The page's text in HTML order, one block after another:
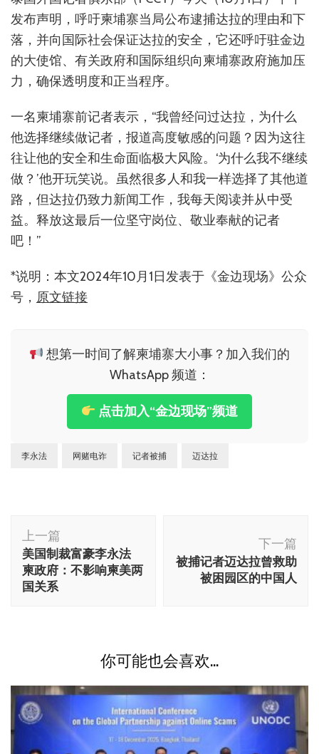
发布声明，呼吁柬埔寨当局公布逮捕达拉的理由和下
落，并向国际社会保证达拉的安全，它还呼吁驻金边
的大使馆、有关政府和国际组织向柬埔寨政府施加压
力，确保透明度和正当程序。
一名柬埔寨前记者表示，“我曾经问过达拉，为什么
他选择继续做记者，报道高度敏感的问题？因为这往
往让他的安全和生命面临极大风险。‘为什么我不继续
做？’他开玩笑说。虽然很多人和我一样选择了其他道
路，但达拉仍致力新闻工作，我每天阅读并从中受
益。释放这最后一位坚守岗位、敬业奉献的记者
吧！”
*说明：本文2024年10月1日发表于《金边现场》公众
号， 原文链接
想第一时间了解柬埔寨大小事？加入我们的
WhatsApp 频道：
点击加入“金边现场”频道
李永法 网赌电诈 记者被捕 迈达拉
博
文
导
航
上一篇
美国制裁富豪李永法
柬政府：不影响柬美两
国关系
下一篇
被捕记者迈达拉曾救助
被困园区的中国人
你可能也会喜欢...